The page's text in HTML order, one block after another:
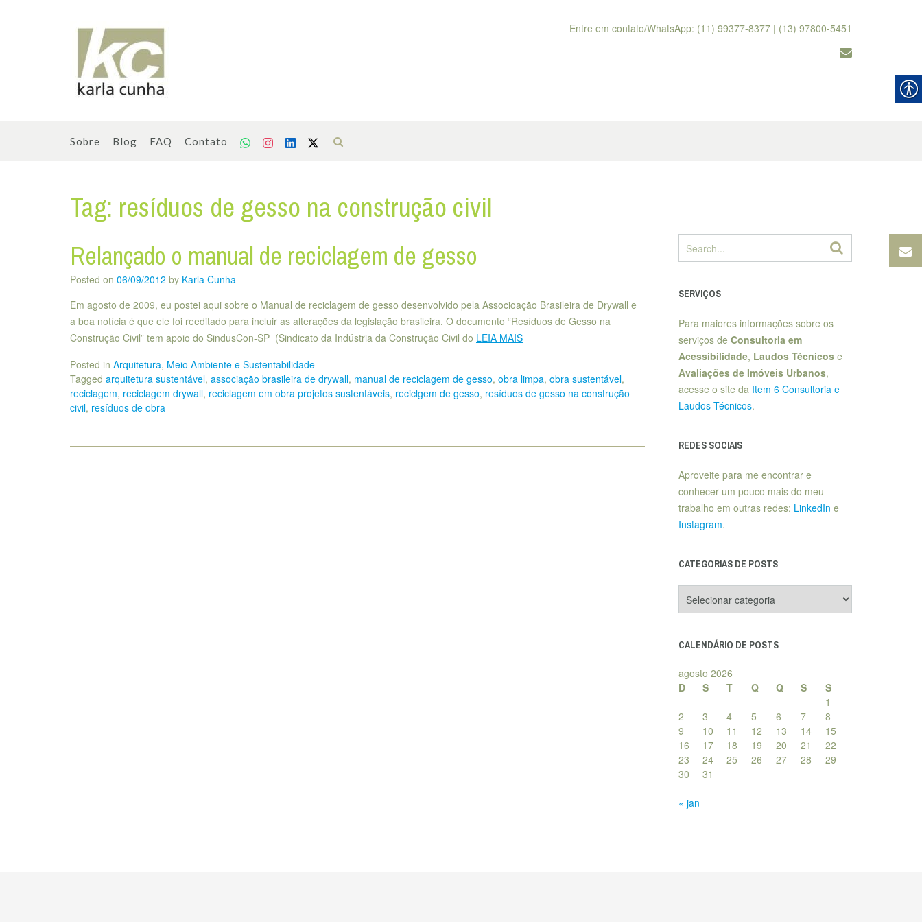
Entre em contato/WhatsApp: (11) 99377-8377 | (13) 97800-5451
Sobre Blog FAQ Contato
Tag: resíduos de gesso na construção civil
Relançado o manual de reciclagem de gesso
Posted on 06/09/2012 by Karla Cunha
Em agosto de 2009, eu postei aqui sobre o Manual de reciclagem de gesso desenvolvido pela Associoação Brasileira de Drywall e
a boa notícia é que ele foi reeditado para incluir as alterações da legislação brasileira. O documento “Resíduos de Gesso na
Construção Civil” tem apoio do SindusCon-SP (Sindicato da Indústria da Construção Civil do LEIA MAIS
Posted in Arquitetura, Meio Ambiente e Sustentabilidade
Tagged arquitetura sustentável, associação brasileira de drywall, manual de reciclagem de gesso, obra limpa, obra sustentável,
reciclagem, reciclagem drywall, reciclagem em obra projetos sustentáveis, reciclgem de gesso, resíduos de gesso na construção
civil, resíduos de obra
SERVIÇOS
Para maiores informações sobre os
serviços de Consultoria em
Acessibilidade, Laudos Técnicose
Avaliações de Imóveis Urbanos,
acesse o site da Item 6 Consultoria e
Laudos Técnicos.
REDES SOCIAIS
Aproveite para me encontrar e
conhecer um pouco mais do meu
trabalho em outras redes: LinkedIn e
Instagram.
CATEGORIAS DE POSTS
de
CALENDÁRIO DE POSTS
agosto 2026
D
S T Q Q S
S
1
2
3 4 5 6 7
8
9
10 11 12 13 14
15
16
17 18 19 20 21
22
23
24 25 26 27 28
29
30
31
« jan